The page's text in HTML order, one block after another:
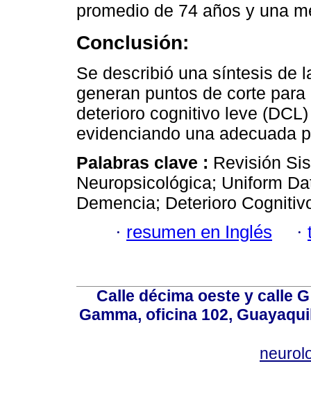
promedio de 74 años y una
Conclusión:
Se describió una síntesis de
generan puntos de corte
deterioro cognitivo leve
evidenciando una adecuada
Palabras clave : Revisión
Neuropsicológica; Uniform
Demencia; Deterioro
· resumen en Inglés ·
Calle décima oeste y calle
Gamma, oficina 102,